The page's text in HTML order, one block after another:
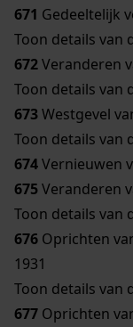
671 Gedeeltelijk
Toon details van
672Veranderen
Toon details van
673Westgevel
Toon details van
674Vernieuwen
675Veranderen
Toon details van
676 Oprichten
1931
Toon details van
677 Oprichten